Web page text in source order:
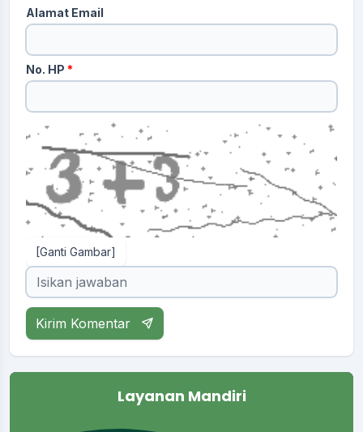
Alamat Email
No. HP *
[Ganti Gambar]
Kirim Komentar
Layanan Mandiri